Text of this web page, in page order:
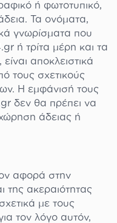
ή φωτοτυπικό,
Τα ονόματα,
γνωρίσματα που
ή τρίτα μέρη και τα
αποκλειστικά
τους σχετικούς
Η εμφάνισή τους
δεν θα πρέπει να
άδειας ή
αφορά στην
της ακεραιότητας
με τους
τον λόγο αυτόν,